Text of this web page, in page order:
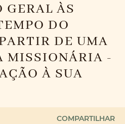
GERAL ÀS
DO
DE UMA
MISSIONÁRIA -
À SUA
COMPARTILHAR